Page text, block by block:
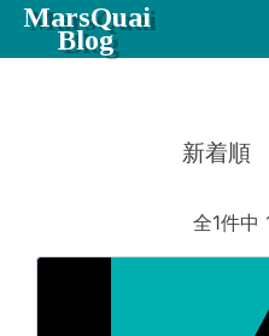
MarsQuai
Blog
新着順
全1件中